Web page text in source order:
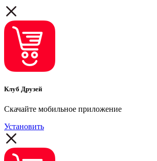
Клуб Друзей
Скачайте мобильное приложение
Установить